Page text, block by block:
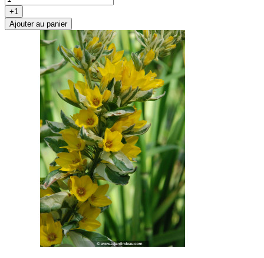
+1
Ajouter au panier